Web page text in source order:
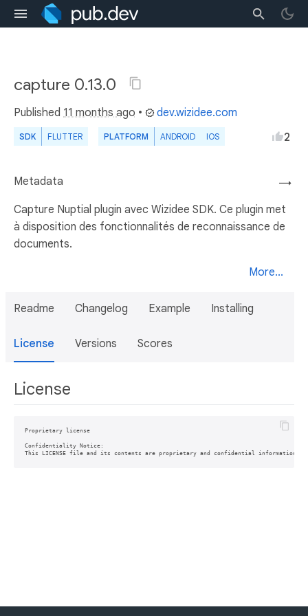
capture 0.13.0
Published 11 months ago • dev.wizidee.com
SDK FLUTTER PLATFORM ANDROID IOS 2
→
Metadata
Capture Nuptial plugin avec Wizidee SDK. Ce plugin met
à disposition des fonctionnalités de reconnaissance de
documents.
More...
Readme Changelog Example Installing
License Versions Scores
License
Proprietary license
Confidentiality Notice: